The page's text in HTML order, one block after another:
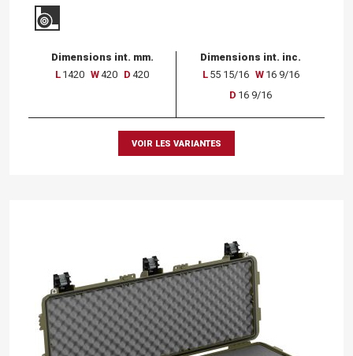
Dimensions int. mm.
L 1420 W420 D 420
Dimensions int. inc.
L 55 15/16 W 16 9/16
D 16 9/16
VOIR LES VARIANTES